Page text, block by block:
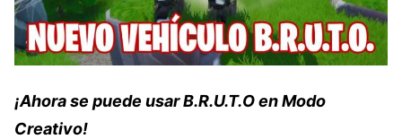
¡Ahora se puede usar B.R.U.T.O en Modo
Creativo!